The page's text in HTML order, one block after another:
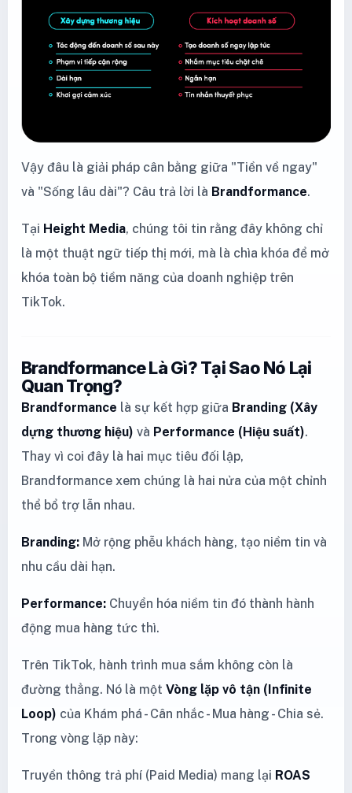
Vậy đâu là giải pháp cân bằng giữa "Tiền về ngay"
và "Sống lâu dài"? Câu trả lời là Brandformance.
Tại Height Media, chúng tôi tin rằng đây không chỉ
là một thuật ngữ tiếp thị mới, mà là chìa khóa để mở
khóa toàn bộ tiềm năng của doanh nghiệp trên
TikTok.
Brandformance Là Gì? Tại Sao Nó Lại
Quan Trọng?
Brandformance là sự kết hợp giữa Branding (Xây
dựng thương hiệu) và Performance (Hiệu suất).
Thay vì coi đây là hai mục tiêu đối lập,
Brandformance xem chúng là hai nửa của một chỉnh
thể bổ trợ lẫn nhau.
Branding: Mở rộng phễu khách hàng, tạo niềm tin và
nhu cầu dài hạn.
Performance: Chuyển hóa niềm tin đó thành hành
động mua hàng tức thì.
Trên TikTok, hành trình mua sắm không còn là
đường thẳng. Nó là một Vòng lặp vô tận (Infinite
Loop) của Khám phá - Cân nhắc - Mua hàng - Chia sẻ.
Trong vòng lặp này:
Truyền thông trả phí (Paid Media) mang lại ROAS